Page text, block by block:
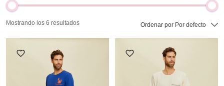
Ordenar por Por defecto
Mostrando los 6 resultados